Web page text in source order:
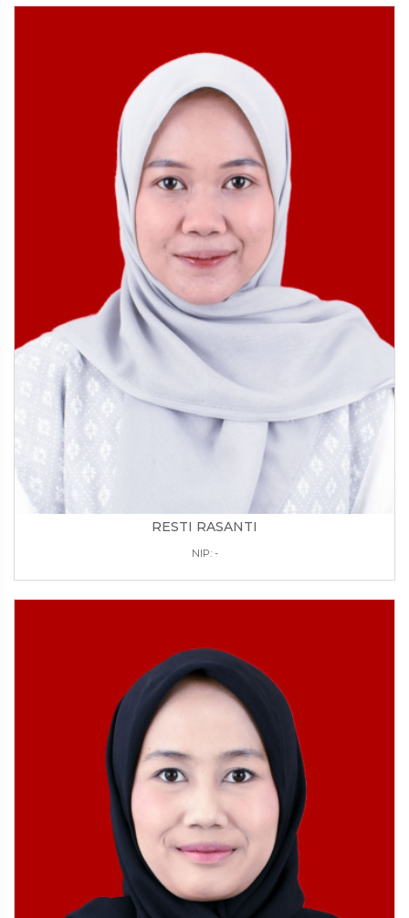
RESTI RASANTI
NIP: -